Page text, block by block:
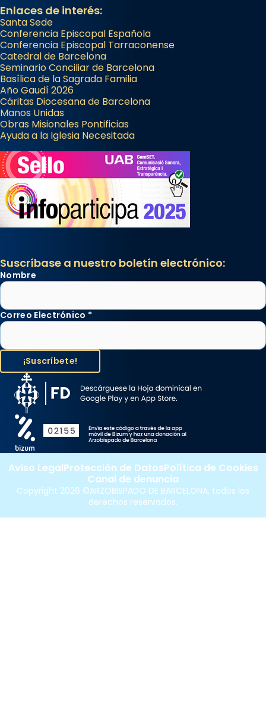
Enlaces de interés:
Santa Sede
Conferencia Episcopal Española
Conferencia Episcopal Tarraconense
Catedral de Barcelona
Seminario Conciliar de Barcelona
Basílica de la Sagrada Familia
Año Gaudí 2026
Cáritas Diocesana de Barcelona
Manos Unidas
Obras Misionales Pontificias
Ayuda a la Iglesia Necesitada
Suscríbase a nuestro boletín electrónico:
Nombre
Correo Electrónico *
Copyright 2026 ©ARZOBISPADO DE BARCELONA, todos los
derechos reservados.
Aviso LegalProtección de DatosPolítica de Cookies
Canal de denuncia